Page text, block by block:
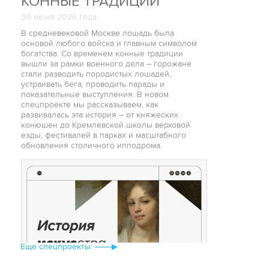
ИСТОРИЯ ИСКУССТВА
01 июня 2026 года
В мае Государственная Третьяковская галерея
отметила 170-летие со дня основания. К
юбилею одного из самых известных и
посещаемых музеев страны мы подготовили
лонгрид, в котором приглашаем поближе
взглянуть на классическую живопись и понять,
чем она очаровала Павла Третьякова.
Еще cпецпроекты